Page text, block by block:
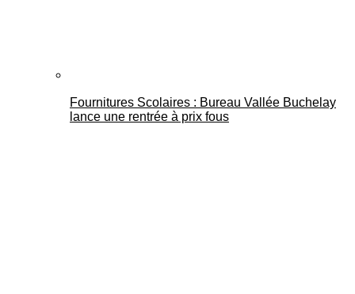
Fournitures Scolaires : Bureau Vallée Buchelay
lance une rentrée à prix fous